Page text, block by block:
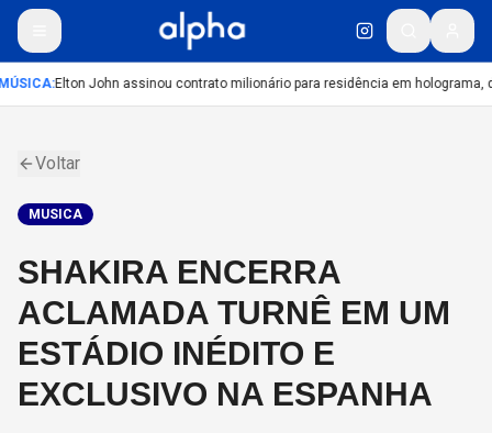
:Elton John assinou contrato milionário para residência em holograma,
Voltar
MUSICA
SHAKIRA ENCERRA
ACLAMADA TURNÊ EM UM
ESTÁDIO INÉDITO E
EXCLUSIVO NA ESPANHA